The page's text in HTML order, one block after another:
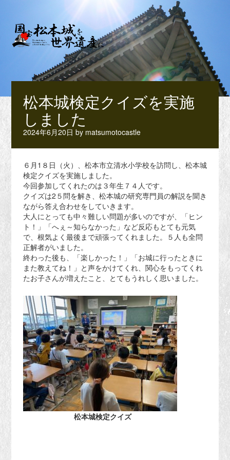
松本城検定クイズを実施
しました
2024年6月20日 by matsumotocastle
６月1８日（火）、松本市立清水小学校を訪問し、松本城
検定クイズを実施しました。
今回参加してくれたのは３年生７４人です。
クイズは2５問を解き、松本城の研究専門員の解説を聞き
ながら答え合わせをしていきます。
大人にとっても中々難しい問題が多いのですが、「ヒン
ト！」「へぇ～知らなかった」など反応もとても元気
で、根気よく最後まで頑張ってくれました。５人も全問
正解者がいました。
終わった後も、「楽しかった！」「お城に行ったときに
また教えてね！」と声をかけてくれ、関心をもってくれ
たお子さんが増えたこと、とてもうれしく思いました。
松本城検定クイズ